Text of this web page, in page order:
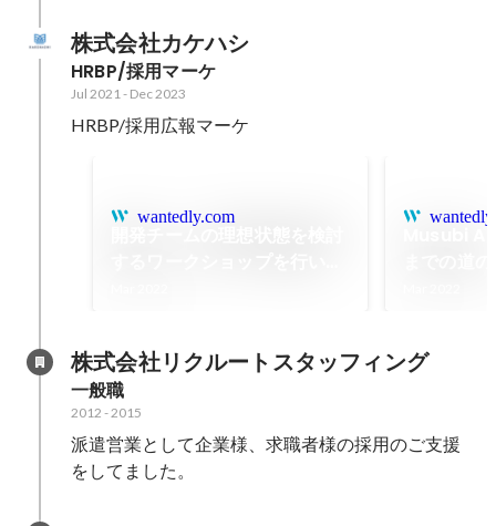
株式会社カケハシ
HRBP/採用マーケ
Jul 2021 - Dec 2023
HRBP/採用広報マーケ
wantedly.com
株式会社リクルートスタッフィング
一般職
2012 - 2015
派遣営業として企業様、求職者様の採用のご支援
をしてました。